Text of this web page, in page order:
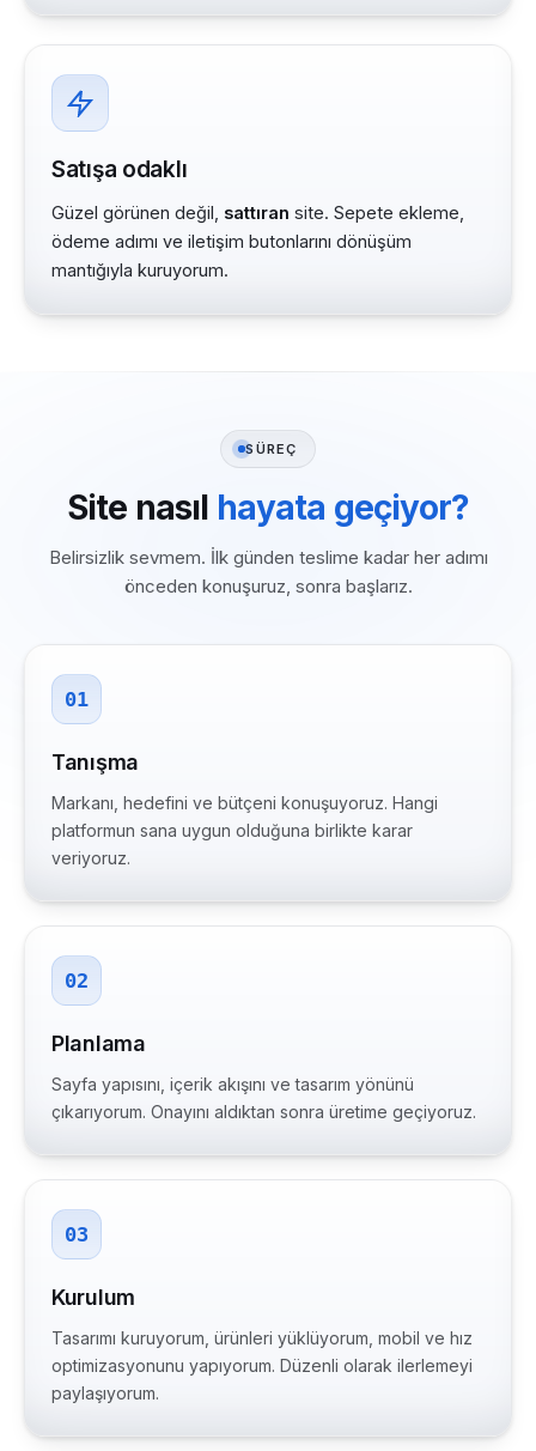
Satışa odaklı
Güzel görünen değil, sattıran site. Sepete ekleme,
ödeme adımı ve iletişim butonlarını dönüşüm
mantığıyla kuruyorum.
SÜREÇ
Site nasıl hayata geçiyor?
Belirsizlik sevmem. İlk günden teslime kadar her adımı
önceden konuşuruz, sonra başlarız.
01
Tanışma
Markanı, hedefini ve bütçeni konuşuyoruz. Hangi
platformun sana uygun olduğuna birlikte karar
veriyoruz.
02
Planlama
Sayfa yapısını, içerik akışını ve tasarım yönünü
çıkarıyorum. Onayını aldıktan sonra üretime geçiyoruz.
03
Kurulum
Tasarımı kuruyorum, ürünleri yüklüyorum, mobil ve hız
optimizasyonunu yapıyorum. Düzenli olarak ilerlemeyi
paylaşıyorum.